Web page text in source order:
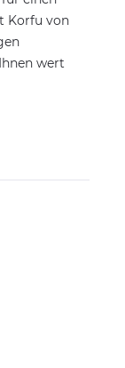
Korfu von
wert